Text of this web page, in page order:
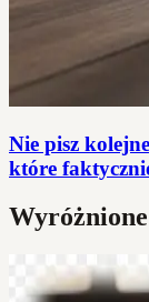
Nie pisz
które
Wyróżnione